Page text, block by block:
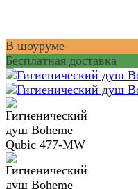
В шоуруме
Бесплатная доставка